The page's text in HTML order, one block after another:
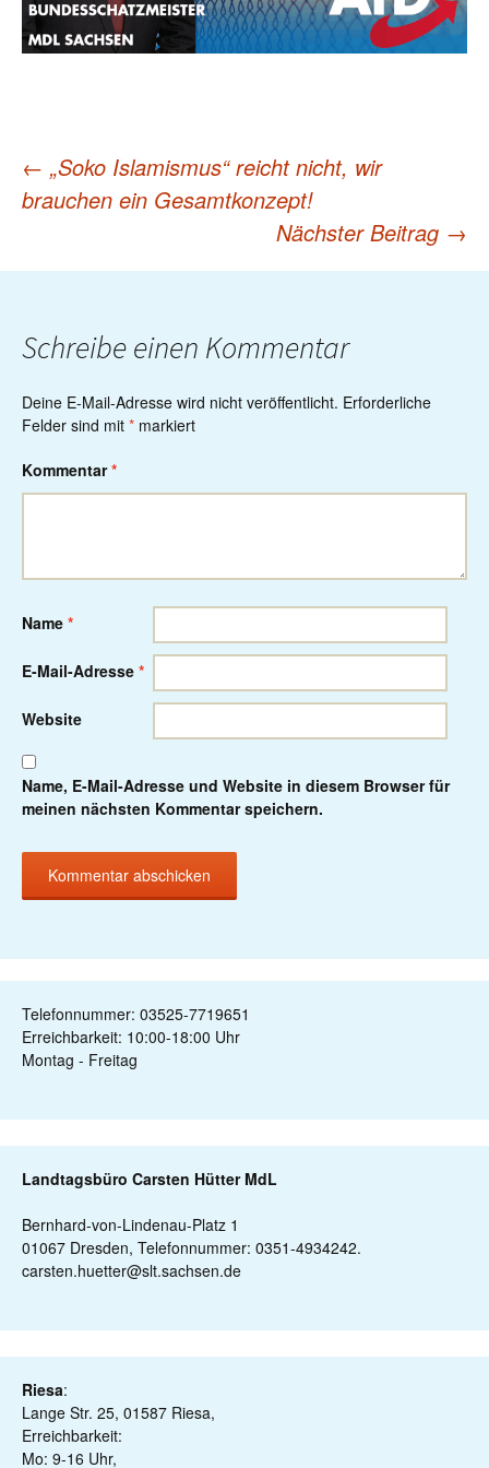
Post
← „Soko Islamismus“ reicht nicht, wir
brauchen ein Gesamtkonzept!
Nächster Beitrag →
Schreibe einen Kommentar
Deine E-Mail-Adresse wird nicht veröffentlicht. Erforderliche
Felder sind mit * markiert
Kommentar*
Name *
E-Mail-Adresse *
Website
Name, E-Mail-Adresse und Website in diesem Browser für
meinen nächsten Kommentar speichern.
Telefonnummer: 03525-7719651
Erreichbarkeit: 10:00-18:00 Uhr
Montag - Freitag
Landtagsbüro Carsten Hütter MdL
Bernhard-von-Lindenau-Platz 1
01067 Dresden, Telefonnummer: 0351-4934242.
carsten.huetter@slt.sachsen.de
Riesa:
Lange Str. 25, 01587 Riesa,
Erreichbarkeit:
Mo: 9-16 Uhr,